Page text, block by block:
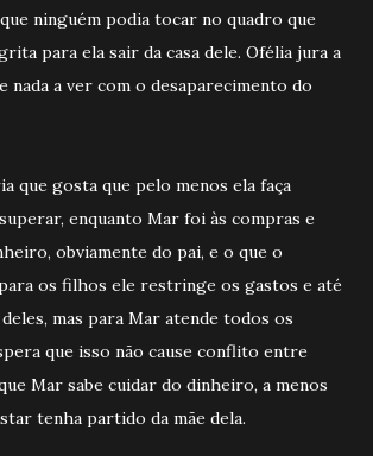
ninguém podia tocar no quadro que
para ela sair da casa dele. Ofélia jura a
nada a ver com o desaparecimento do
que gosta que pelo menos ela faça
enquanto Mar foi às compras e
obviamente do pai, e o que o
os filhos ele restringe os gastos e até
mas para Mar atende todos os
que isso não cause conflito entre
Mar sabe cuidar do dinheiro, a menos
tenha partido da mãe dela.